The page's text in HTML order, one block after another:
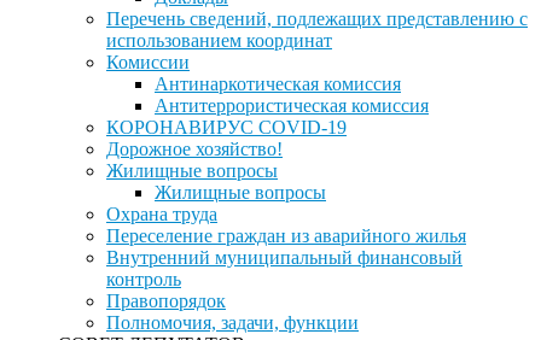
Перечень сведений, подлежащих представлению с
использованием координат
Комиссии
Антинаркотическая комиссия
Антитеррористическая комиссия
КОРОНАВИРУС COVID-19
Дорожное хозяйство!
Жилищные вопросы
Жилищные вопросы
Охрана труда
Переселение граждан из аварийного жилья
Внутренний муниципальный финансовый
контроль
Правопорядок
Полномочия, задачи, функции